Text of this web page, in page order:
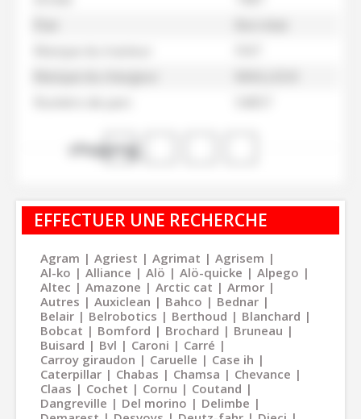
shopping_cart
EFFECTUER UNE RECHERCHE
Agram Agriest Agrimat
Agrisem
Al-ko
Alliance Alö Alö-quicke
Alpego
Altec
Amazone Arctic cat
Armor
Autres
Auxiclean Bahco
Bednar
Belair
Belrobotics Berthoud
Blanchard
Bobcat
Bomford Brochard
Bruneau
Buisard
Bvl Caroni
Carré
Carroy giraudon
Caruelle
Case ih
Caterpillar
Chabas Chamsa
Chevance
Claas
Cochet Cornu
Coutand
Dangreville
Del morino
Delimbe